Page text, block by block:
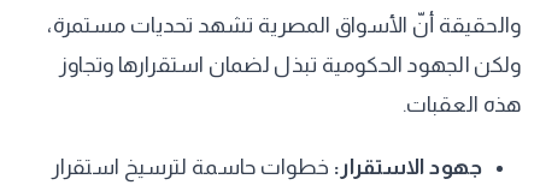
والحقيقة أنّ الأسواق المصرية تشهد تحديات مستمرة،
ولكن الجهود الحكومية تبذل لضمان استقرارها وتجاوز
هذه العقبات.
جهود الاستقرار: خطوات حاسمة لترسيخ استقرار